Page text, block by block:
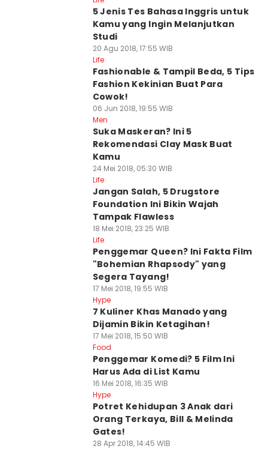
5 Jenis Tes Bahasa Inggris untuk
Kamu yang Ingin Melanjutkan
Studi
20 Agu 2018, 17:55 WIB
Life
Fashionable & Tampil Beda, 5 Tips
Fashion Kekinian Buat Para
Cowok!
06 Jun 2018, 19:55 WIB
Men
Suka Maskeran? Ini 5
Rekomendasi Clay Mask Buat
Kamu
24 Mei 2018, 05:30 WIB
Life
Jangan Salah, 5 Drugstore
Foundation Ini Bikin Wajah
Tampak Flawless
18 Mei 2018, 23:25 WIB
Life
Penggemar Queen? Ini Fakta Film
"Bohemian Rhapsody" yang
Segera Tayang!
17 Mei 2018, 19:55 WIB
Hype
7 Kuliner Khas Manado yang
Dijamin Bikin Ketagihan!
17 Mei 2018, 15:50 WIB
Food
Penggemar Komedi? 5 Film Ini
Harus Ada di List Kamu
16 Mei 2018, 16:35 WIB
Hype
Potret Kehidupan 3 Anak dari
Orang Terkaya, Bill & Melinda
Gates!
28 Apr 2018, 14:45 WIB